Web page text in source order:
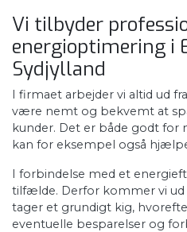
Vi tilbyder
energioptimering i
Sydjylland
​I firmaet arbejder vi altid ud
være nemt og bekvemt at
kunder. Det er både godt for
kan for eksempel også
​I forbindelse med et
tilfælde. Derfor kommer vi
tager et grundigt kig,
eventuelle besparelser og